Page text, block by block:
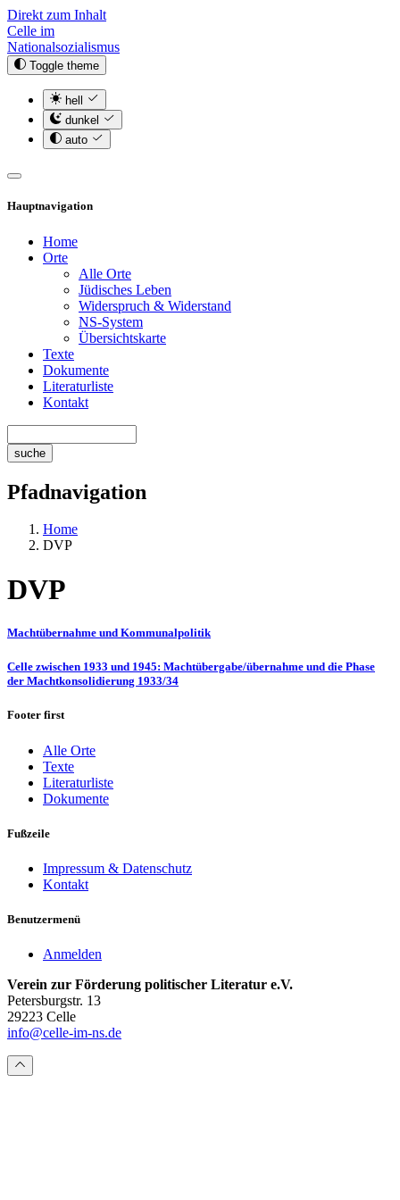
Direkt zum Inhalt
Celle im
Nationalsozialismus
Toggle theme
hell
dunkel
auto
Hauptnavigation
Home
Orte
Alle Orte
Jüdisches Leben
Widerspruch & Widerstand
NS-System
Übersichtskarte
Texte
Dokumente
Literaturliste
Kontakt
Pfadnavigation
Home
DVP
DVP
Machtübernahme und Kommunalpolitik
Celle zwischen 1933 und 1945: Machtübergabe/übernahme und die Phase
der Machtkonsolidierung 1933/34
Footer first
Alle Orte
Texte
Literaturliste
Dokumente
Fußzeile
Impressum & Datenschutz
Kontakt
Benutzermenü
Anmelden
Verein zur Förderung politischer Literatur e.V.
Petersburgstr. 13
29223 Celle
info@celle-im-ns.de